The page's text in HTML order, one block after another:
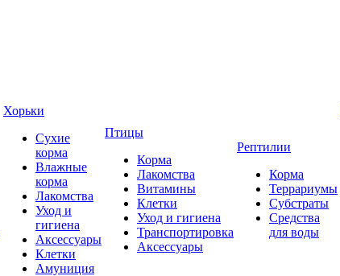
Хорьки
Сухие
корма
Влажные
корма
Лакомства
Уход и
гигиена
Аксессуары
Клетки
Амуниция
Птицы
Корма
Лакомства
Витамины
Клетки
Уход и гигиена
Транспортировка
Аксессуары
Рептилии
Корма
Террариумы
Субстраты
Средства
для воды